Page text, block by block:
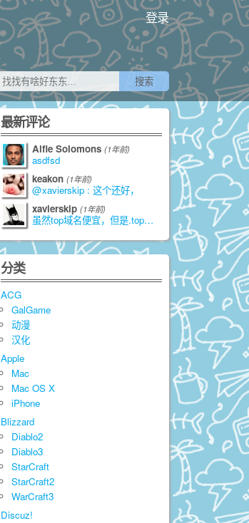
登录
最新评论
Alfie Solomons (1年前)
asdfsd
keakon (1年前)
@xavierskip : 这个还好，
xavierskip (1年前)
虽然top域名便宜，但是.top是由江苏
分类
ACG
GalGame
动漫
汉化
Apple
Mac
Mac OS X
iPhone
Blizzard
Diablo2
Diablo3
StarCraft
StarCraft2
WarCraft3
Discuz!